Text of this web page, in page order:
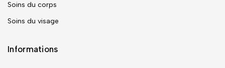
Soins du corps
Soins du visage
Informations